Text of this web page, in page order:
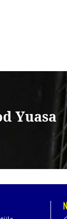
Yuasa